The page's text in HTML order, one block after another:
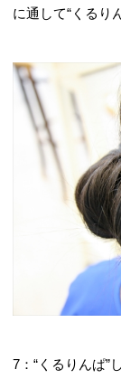
に通して“くるり
7：“くるりんぱ”